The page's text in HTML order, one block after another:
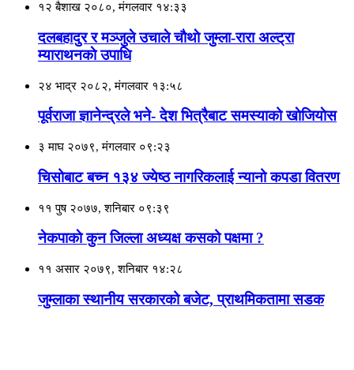
१२ बैशाख २०८०, मंगलवार १४:३३
दलबहादुर र मञ्जुले उचाले चाैथाे जुम्ला-रारा अल्ट्रा
म्याराथनकाे उपाधि
२४ भाद्र २०८२, मंगलवार १३:५८
पूर्वराजा ज्ञानेन्द्रले भने- देश भित्रैबाट समस्याको खाेजियाेस
३ माघ २०७९, मंगलवार ०९:२३
चिसोबाट बच्न १३४ ज्येष्ठ नागरिकलाई न्यानो कपडा वितरण
११ पुष २०७७, शनिबार ०९:३९
नेकपाकाे कुन जिल्ला अध्यक्ष कसको पक्षमा ?
११ असार २०७९, शनिबार १४:२८
जुम्लाका स्थानीय सरकारको बजेट, प्राथमिकतामा सडक